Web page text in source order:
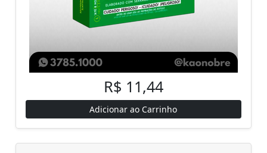
R$ 11,44
Adicionar ao Carrinho